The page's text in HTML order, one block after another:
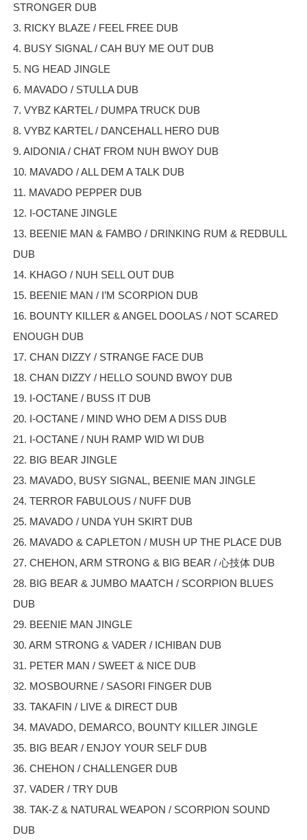
STRONGER DUB
3. RICKY BLAZE / FEEL FREE DUB
4. BUSY SIGNAL / CAH BUY ME OUT DUB
5. NG HEAD JINGLE
6. MAVADO / STULLA DUB
7. VYBZ KARTEL / DUMPA TRUCK DUB
8. VYBZ KARTEL / DANCEHALL HERO DUB
9. AIDONIA / CHAT FROM NUH BWOY DUB
10. MAVADO / ALL DEM A TALK DUB
11. MAVADO PEPPER DUB
12. I-OCTANE JINGLE
13. BEENIE MAN & FAMBO / DRINKING RUM & REDBULL
DUB
14. KHAGO / NUH SELL OUT DUB
15. BEENIE MAN / I’M SCORPION DUB
16. BOUNTY KILLER & ANGEL DOOLAS / NOT SCARED
ENOUGH DUB
17. CHAN DIZZY / STRANGE FACE DUB
18. CHAN DIZZY / HELLO SOUND BWOY DUB
19. I-OCTANE / BUSS IT DUB
20. I-OCTANE / MIND WHO DEM A DISS DUB
21. I-OCTANE / NUH RAMP WID WI DUB
22. BIG BEAR JINGLE
23. MAVADO, BUSY SIGNAL, BEENIE MAN JINGLE
24. TERROR FABULOUS / NUFF DUB
25. MAVADO / UNDA YUH SKIRT DUB
26. MAVADO & CAPLETON / MUSH UP THE PLACE DUB
27. CHEHON, ARM STRONG & BIG BEAR / 心技体 DUB
28. BIG BEAR & JUMBO MAATCH / SCORPION BLUES
DUB
29. BEENIE MAN JINGLE
30. ARM STRONG & VADER / ICHIBAN DUB
31. PETER MAN / SWEET & NICE DUB
32. MOSBOURNE / SASORI FINGER DUB
33. TAKAFIN / LIVE & DIRECT DUB
34. MAVADO, DEMARCO, BOUNTY KILLER JINGLE
35. BIG BEAR / ENJOY YOUR SELF DUB
36. CHEHON / CHALLENGER DUB
37. VADER / TRY DUB
38. TAK-Z & NATURAL WEAPON / SCORPION SOUND
DUB